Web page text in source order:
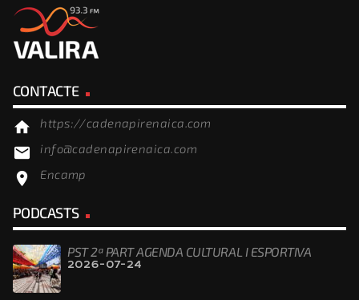
CONTACTE
home https://cadenapirenaica.com
email info@cadenapirenaica.com
location_on Encamp
PODCASTS
PST 2ª PART AGENDA CULTURAL I ESPORTIVA
2026-07-24